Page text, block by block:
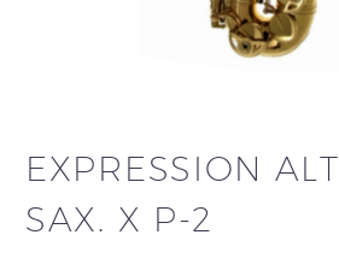
EXPRESSION ALT
SAX. X P-2